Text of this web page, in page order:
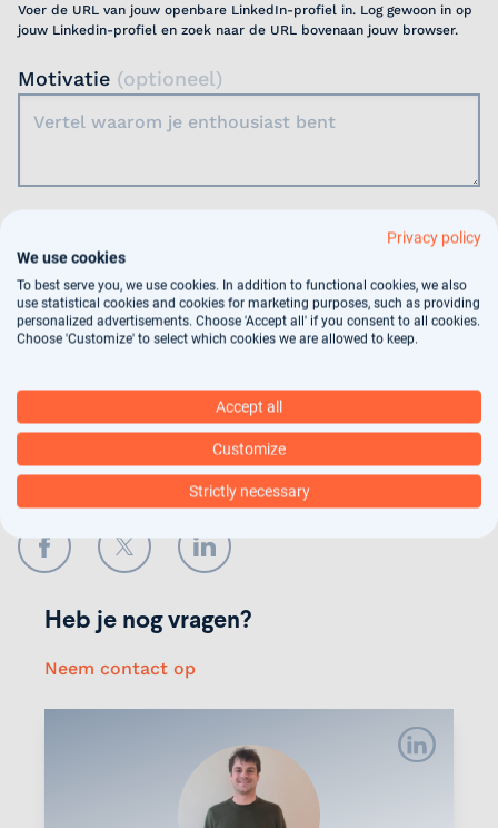
Voer de URL van jouw openbare LinkedIn-profiel in. Log gewoon in op
jouw Linkedin-profiel en zoek naar de URL bovenaan jouw browser.
Motivatie (optioneel)
arbeidsbemiddeling, dit vindt deels geautomatiseerd
plaats. In onsprivacy statement kun je nalezen hoe
wij jouw gegevens verwerken.
Deel onze vacature
FacebookTwitter LinkedIn
Heb je nog vragen?
Neem contact op
Privacy policy
We use cookies
To best serve you, we use cookies. In addition to functional cookies, we also
use statistical cookies and cookies for marketing purposes, such as providing
personalized advertisements. Choose 'Accept all' if you consent to all cookies.
Choose 'Customize' to select which cookies we are allowed to keep.
Accept all
Customize
Strictly necessary